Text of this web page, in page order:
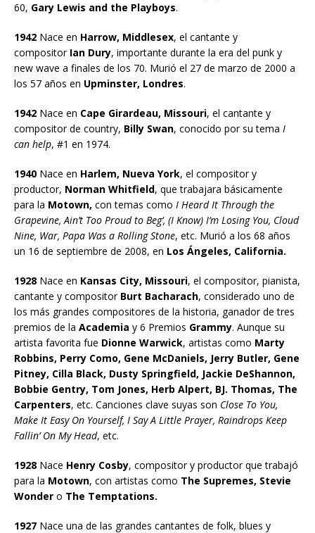
60, Gary Lewis and the Playboys.
1942 Nace en Harrow, Middlesex, el cantante y
compositor Ian Dury, importante durante la era del punk y
new wave a finales de los 70. Murió el 27 de marzo de 2000 a
los 57 años en Upminster, Londres.
1942 Nace en Cape Girardeau, Missouri, el cantante y
compositor de country, Billy Swan, conocido por su tema I
can help, #1 en 1974.
1940 Nace en Harlem, Nueva York, el compositor y
productor, Norman Whitfield, que trabajara básicamente
para la Motown, con temas como I Heard It Through the
Grapevine, Ain’t Too Proud to Beg’, (I Know) I’m Losing You, Cloud
Nine, War, Papa Was a Rolling Stone, etc. Murió a los 68 años
un 16 de septiembre de 2008, en Los Ángeles, California.
1928 Nace en Kansas City, Missouri, el compositor, pianista,
cantante y compositor Burt Bacharach, considerado uno de
los más grandes compositores de la historia, ganador de tres
premios de la Academia y 6 Premios Grammy. Aunque su
artista favorita fue Dionne Warwick, artistas como Marty
Robbins, Perry Como, Gene McDaniels, Jerry Butler, Gene
Pitney, Cilla Black, Dusty Springfield, Jackie DeShannon,
Bobbie Gentry, Tom Jones, Herb Alpert, BJ. Thomas, The
Carpenters, etc. Canciones clave suyas son Close To You,
Make It Easy On Yourself, I Say A Little Prayer, Raindrops Keep
Fallin’ On My Head, etc.
1928 Nace Henry Cosby, compositor y productor que trabajó
para la Motown, con artistas como The Supremes, Stevie
Wonder o The Temptations.
1927 Nace una de las grandes cantantes de folk, blues y